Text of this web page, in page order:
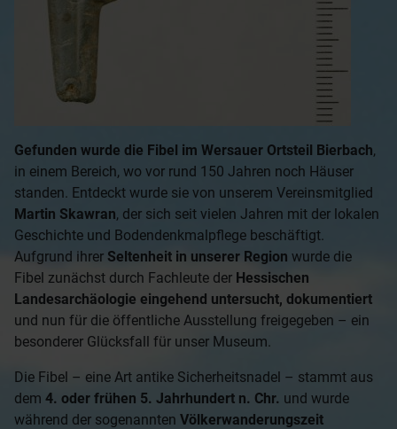
Gefunden wurde die Fibel im Wersauer Ortsteil Bierbach,
in einem Bereich, wo vor rund 150 Jahren noch Häuser
standen. Entdeckt wurde sie von unserem Vereinsmitglied
Martin Skawran, der sich seit vielen Jahren mit der lokalen
Geschichte und Bodendenkmalpflege beschäftigt.
Aufgrund ihrer Seltenheit in unserer Region wurde die
Fibel zunächst durch Fachleute der Hessischen
Landesarchäologie eingehend untersucht, dokumentiert
und nun für die öffentliche Ausstellung freigegeben – ein
besonderer Glücksfall für unser Museum.
Die Fibel – eine Art antike Sicherheitsnadel – stammt aus
dem 4. oder frühen 5. Jahrhundert n. Chr. und wurde
während der sogenannten Völkerwanderungszeit